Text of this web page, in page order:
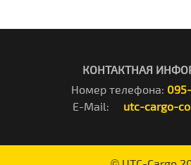
КОНТАКТНАЯ
Номер телефона:
E-Mail: utc-cargo-